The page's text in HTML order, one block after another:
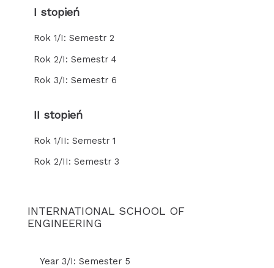
I stopień
Rok 1/I: Semestr 2
Rok 2/I: Semestr 4
Rok 3/I: Semestr 6
II stopień
Rok 1/II: Semestr 1
Rok 2/II: Semestr 3
INTERNATIONAL SCHOOL OF
ENGINEERING
Year 3/I: Semester 5